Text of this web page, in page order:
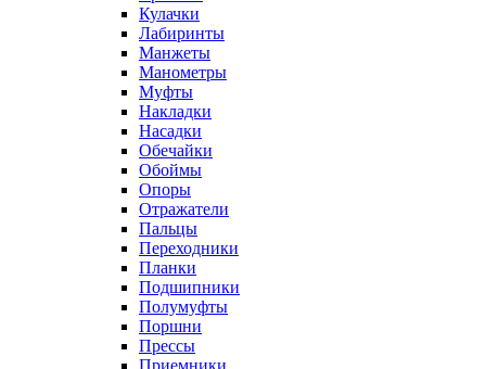
Кулачки
Лабиринты
Манжеты
Манометры
Муфты
Накладки
Насадки
Обечайки
Обоймы
Опоры
Отражатели
Пальцы
Переходники
Планки
Подшипники
Полумуфты
Поршни
Прессы
Приемники